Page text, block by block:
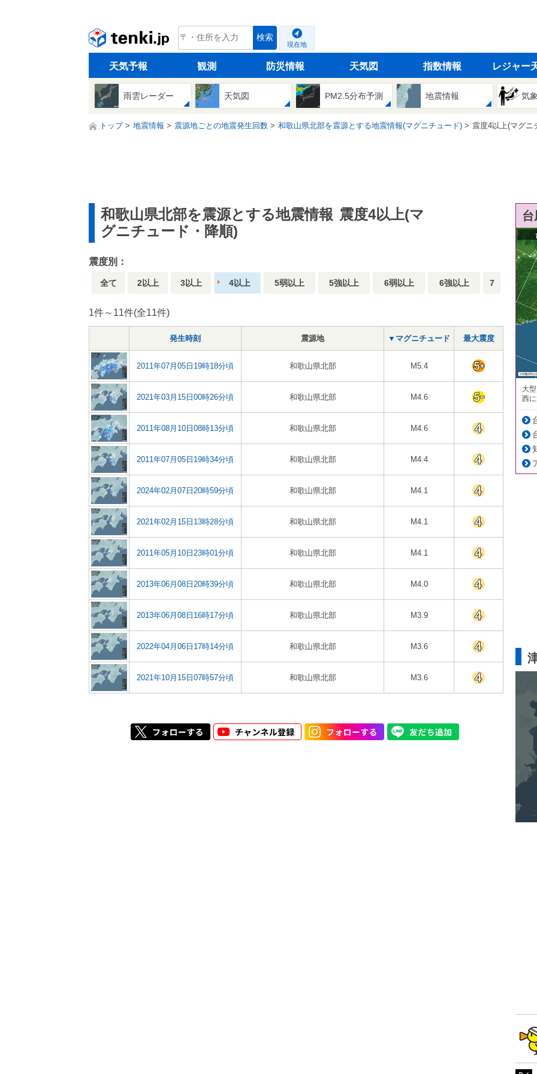
tenki.jp 検索
現在地
天気予報 観測 防災情報 天気図 指数情報 レジャー
雨雲レーダー 天気図 PM2.5分布予測 地震情報 気
トップ 地震情報 震源地ごとの地震発生回数 和歌山県北部を震源とする地震情報(マグニチュード) 震度4以上(マグニ
和歌山県北部を震源とする地震情報 震度4以上(マ
グニチュード・降順)
震度別：
全て 2以上 3以上 4以上 5弱以上 5強以上 6弱以上 6強以上 7
1件～11件(全11件)
発生時刻 震源地 ▼マグニチュード 最大震度
2011年07月05日19時18分頃 和歌山県北部 M5.4
2021年03月15日00時26分頃 和歌山県北部 M4.6
2011年08月10日08時13分頃 和歌山県北部 M4.6
2011年07月05日19時34分頃 和歌山県北部 M4.4
2024年02月07日20時59分頃 和歌山県北部 M4.1
2021年02月15日13時28分頃 和歌山県北部 M4.1
2011年05月10日23時01分頃 和歌山県北部 M4.1
2013年06月08日20時39分頃 和歌山県北部 M4.0
2013年06月08日16時17分頃 和歌山県北部 M3.9
2022年04月06日17時14分頃 和歌山県北部 M3.6
2021年10月15日07時57分頃 和歌山県北部 M3.6
大
西